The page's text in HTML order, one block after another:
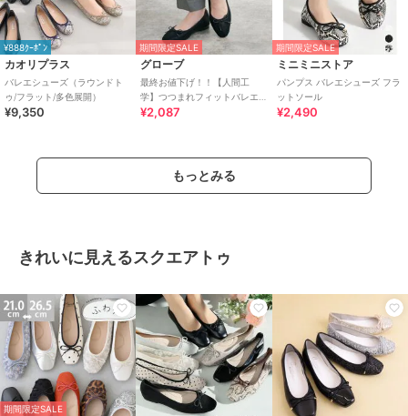
¥888ｸｰﾎﾟﾝ
カオリプラス
バレエシューズ（ラウンドト
ゥ/フラット/多色展開）
¥9,350
期間限定SALE
グローブ
最終お値下げ！！【人間工
学】つつまれフィットバレエ
シューズ （抗菌防臭加工裏地
¥2,087
期間限定SALE
ミニミニストア
パンプス バレエシューズ フラ
ットソール
¥2,490
もっとみる
きれいに見えるスクエアトゥ
期間限定SALE